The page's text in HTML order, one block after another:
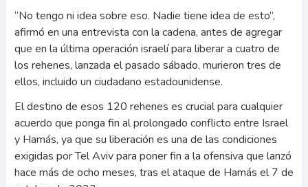
“No tengo ni idea sobre eso. Nadie tiene idea de esto”,
afirmó en una entrevista con la cadena, antes de agregar
que en la última operación israelí para liberar a cuatro de
los rehenes, lanzada el pasado sábado, murieron tres de
ellos, incluido un ciudadano estadounidense.
El destino de esos 120 rehenes es crucial para cualquier
acuerdo que ponga fin al prolongado conflicto entre Israel
y Hamás, ya que su liberación es una de las condiciones
exigidas por Tel Aviv para poner fin a la ofensiva que lanzó
hace más de ocho meses, tras el ataque de Hamás el 7 de